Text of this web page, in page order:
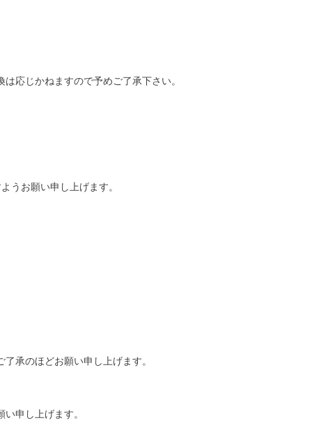
応じかねますので予めご了承下さい。
うお願い申し上げます。
承のほどお願い申し上げます。
申し上げます。